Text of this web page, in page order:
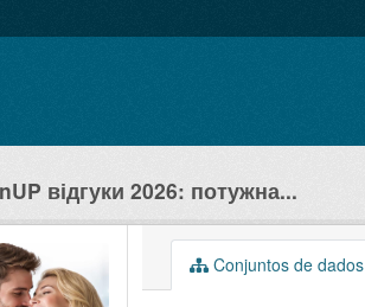
відгуки 2026: потужна...
Conjuntos de dados